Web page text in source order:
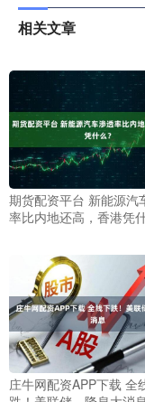
相关文章
期货配资平台 新能源汽
率比内地还高，香港凭
庄牛网配资APP下载 全